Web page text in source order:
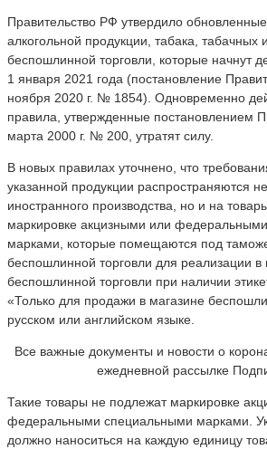
Правительство РФ утвердило
алкогольной продукции, табака, табачных
беспошлинной торговли, которые начнут
1 января 2021 года (постановление
ноября 2020 г. № 1854). Одновременно
правила, утвержденные постановлением
марта 2000 г. № 200, утратят силу.
В новых правилах уточнено, что
указанной продукции распространяются
иностранного производства, но и на
маркировке акцизными или
марками, которые помещаются под
беспошлинной торговли для реализации в
беспошлинной торговли при наличии
«Только для продажи в магазине
русском или английском языке.
Все важные документы и новости о
ежедневной рассылке
Такие товары не подлежат маркировке
федеральными специальными марками.
должно наноситься на каждую единицу